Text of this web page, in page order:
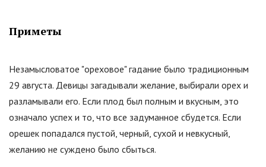
Приметы
Незамысловатое "ореховое" гадание было традиционным
29 августа. Девицы загадывали желание, выбирали орех и
разламывали его. Если плод был полным и вкусным, это
означало успех и то, что все задуманное сбудется. Если
орешек попадался пустой, черный, сухой и невкусный,
желанию не суждено было сбыться.